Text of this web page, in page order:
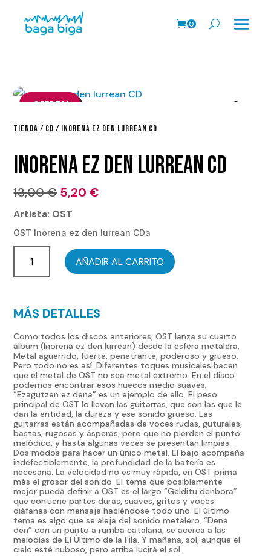
0
¡OFERTA!
TIENDA / CD / INORENA EZ DEN LURREAN CD
INORENA EZ DEN LURREAN CD
13,00€ El
precio
era:
13,00 €.
5,20€
es:
5,20 €.
Artista: OST
OST Inorena ez den lurrean CDa
CD
cantidad
AÑADIR AL CARRITO
MÁS DETALLES
Como todos los discos anteriores, OST lanza su cuarto
álbum (Inorena ez den lurrean) desde la esfera metalera.
Metal aguerrido, fuerte, penetrante, poderoso y grueso.
Pero todo no es así. Diferentes toques musicales hacen
que el metal de OST no sea metal extremo. En el disco
podemos encontrar esos huecos medio suaves;
“Ezagutzen ez dena” es un ejemplo de ello. El peso
principal de OST lo llevan las guitarras, que son las que le
dan la entidad, la dureza y ese sonido grueso. Las
guitarras están acompañadas de voces rudas, guturales,
bastas, rugosas y ásperas, pero que no pierden el punto
melódico, y hasta algunas veces se presentan limpias.
Dos modos para hacer un único metal. El bajo acompaña
indefectiblemente, la profundidad de la batería es
necesaria. La velocidad no es muy rápida, en OST prima
más el grosor del sonido. El tema que posiblemente
mejor pueda definir a OST es el largo “Gelditu denbora”
que contiene partes duras, suaves, gritos y voces
diáfanas con mensaje haciéndose todo uno. El último
tema es algo que se aleja del sonido metalero. “Dena
den” con un punto a rumba catalana, se acerca a las
melodías de El Último de la Fila. Y mañana, sol, aunque el
cielo esté nuboso, pero arriba lucirá el sol.